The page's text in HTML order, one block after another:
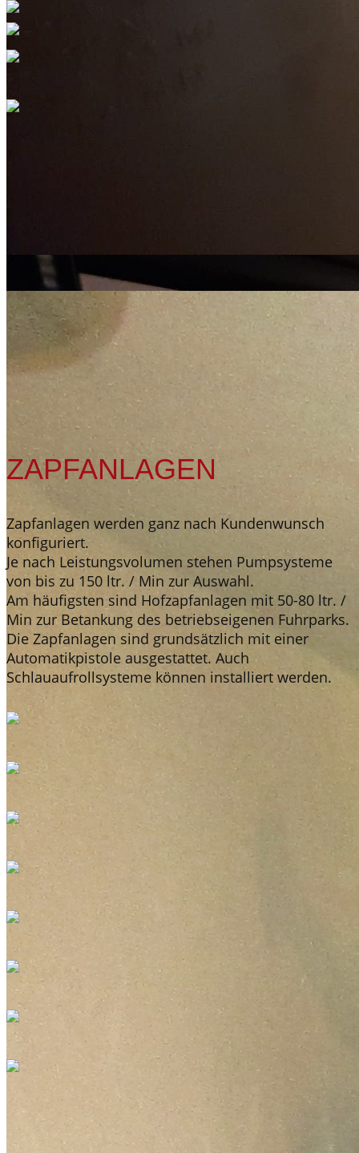
ZAPFANLAGEN
Zapfanlagen werden ganz nach Kundenwunsch
konfiguriert.
Je nach Leistungsvolumen stehen Pumpsysteme
von bis zu 150 ltr. / Min zur Auswahl.
Am häufigsten sind Hofzapfanlagen mit 50-80 ltr. /
Min zur Betankung des betriebseigenen Fuhrparks.
Die Zapfanlagen sind grundsätzlich mit einer
Automatikpistole ausgestattet. Auch
Schlauaufrollsysteme können installiert werden.